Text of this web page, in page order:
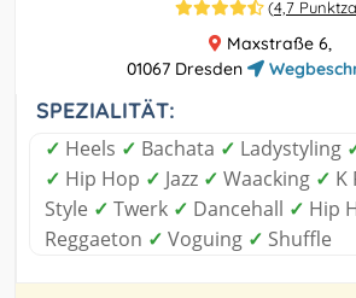
(4,7
Maxstraße 6,
01067 Dresden
SPEZIALITÄT:
✓ Heels ✓ Bachata ✓ Ladystyling
✓ Hip Hop ✓ Jazz ✓ Waacking ✓ K
Style ✓ Twerk ✓ Dancehall ✓ Hip
Reggaeton ✓ Voguing ✓ Shuffle